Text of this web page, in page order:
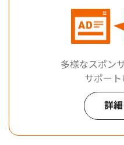
多様なスポン
サポート
詳